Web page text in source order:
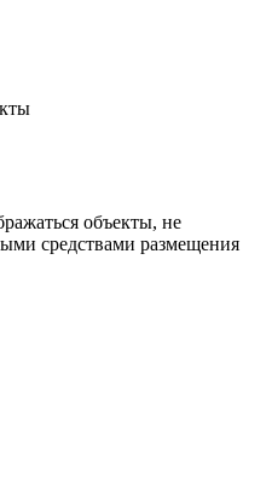
объекты, не
средствами размещения